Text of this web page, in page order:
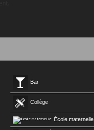
Bar
Collège
École maternelle